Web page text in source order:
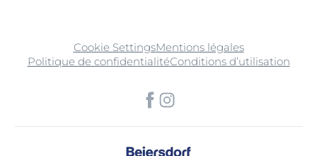
Cookie SettingsMentions légales
Politique de confidentialitéConditions d’utilisation